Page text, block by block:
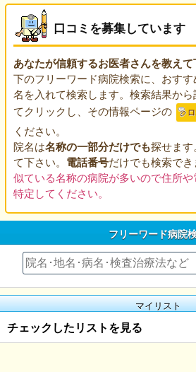
口コミを募集しています
あなたが信頼するお医者さんを教えて
下のフリーワード病院検索に、おす
名を入れて検索します。検索結果か
てクリックし、その情報ページの
ください。
院名は名称の一部分だけでも探せま
て下さい。 電話番号だけでも検索でき
似ている名称の病院が多いので住所
特定してください。
フリーワード病院
マイリスト
チェックしたリストを見る